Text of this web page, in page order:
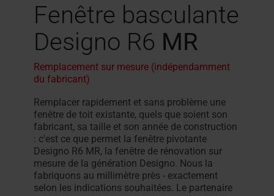
Fenêtre basculante
Designo R6 MR
Remplacement sur mesure (indépendamment
du fabricant)
Remplacer rapidement et sans problème une
fenêtre de toit existante, quels que soient son
fabricant, sa taille et son année de construction
: c'est ce que permet la fenêtre pivotante
Designo R6 MR, la fenêtre de rénovation sur
mesure de la génération Designo. Nous la
fabriquons au millimètre près - exactement
selon les indications souhaitées. Le partenaire